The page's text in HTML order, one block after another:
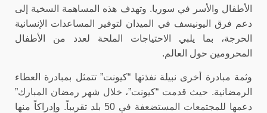
الأطفال والأسر في سوريا. وتهدف هذه المساهمة السخية إلى
دعم فرق اليونيسف في الميدان لتوفير المساعدات الإنسانية
الحرجة، بما يلبي الاحتياجات الملحة لعدد من الأطفال
المحرومين حول العالم.
وثمة مبادرة أخرى نبيلة نفذتها “كيونت” تتمثل بمبادرة العطاء
الرمضانية. حيث قدمت “كيونت”، خلال شهر رمضان المبارك”
دعمها للمجتمعات المستضعفة في 50 بلد تقريباً. وإدراكاً منها